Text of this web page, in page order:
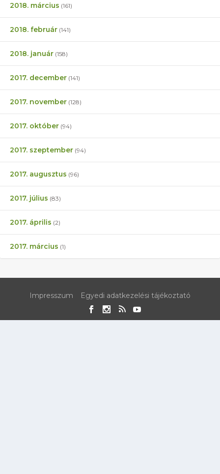
2018. március (161)
2018. február (141)
2018. január (158)
2017. december (141)
2017. november (128)
2017. október (94)
2017. szeptember (94)
2017. augusztus (96)
2017. július (83)
2017. április (2)
2017. március (1)
Impresszum Egyedi adatkezelési tájékoztató